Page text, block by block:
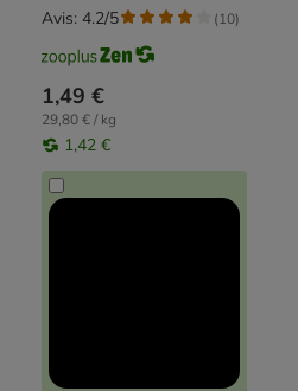
1,49 €
29,80 € / kg
1,42 €
Avis: 4.2/5 (10)